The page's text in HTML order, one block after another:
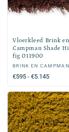
Vloerkleed Brink en
Campman Shade
fig 011900
Verkoper:
BRINK EN CAMPMAN
Normale
prijs
€595 - €5.145